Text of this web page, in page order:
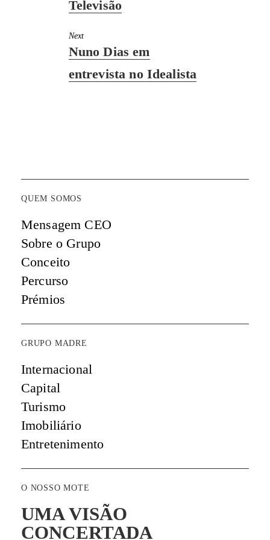
Televisão
Next
Next
Nuno Dias em
entrevista no Idealista
QUEM SOMOS
Mensagem CEO
Sobre o Grupo
Conceito
Percurso
Prémios
GRUPO MADRE
Internacional
Capital
Turismo
Imobiliário
Entretenimento
O NOSSO MOTE
UMA VISÃO
CONCERTADA